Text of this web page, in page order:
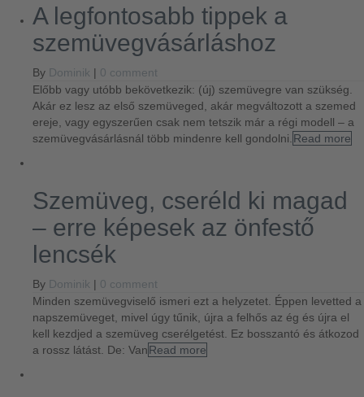
A legfontosabb tippek a
szemüvegvásárláshoz
By Dominik | 0 comment
Előbb vagy utóbb bekövetkezik: (új) szemüvegre van szükség.
Akár ez lesz az első szemüveged, akár megváltozott a szemed
ereje, vagy egyszerűen csak nem tetszik már a régi modell – a
szemüvegvásárlásnál több mindenre kell gondolni. Read more
Szemüveg, cseréld ki magad
– erre képesek az önfestő
lencsék
By Dominik | 0 comment
Minden szemüvegviselő ismeri ezt a helyzetet. Éppen levetted a
napszemüveget, mivel úgy tűnik, újra a felhős az ég és újra el
kell kezdjed a szemüveg cserélgetést. Ez bosszantó és átkozod
a rossz látást. De: VanRead more